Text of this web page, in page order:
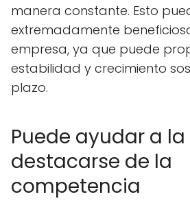
manera constante. Esto
extremadamente
empresa, ya que puede
estabilidad y crecimiento
plazo.
Puede ayudar a
destacarse de la
competencia